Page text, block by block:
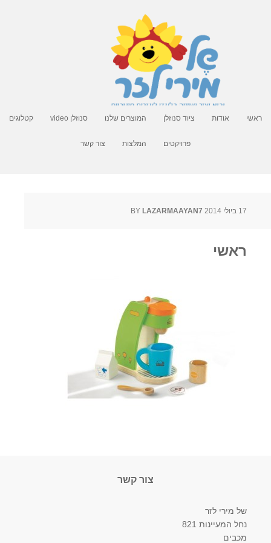
ראשי אודות ציוד סנוזלן המוצרים שלנו סנוזלן video קטלוגים
פרויקטים המלצות צור קשר
17 ביולי 2014 LAZARMAAYAN7
ראשי
צור קשר
של מירי לזר
נחל המעיינות 821
מכבים